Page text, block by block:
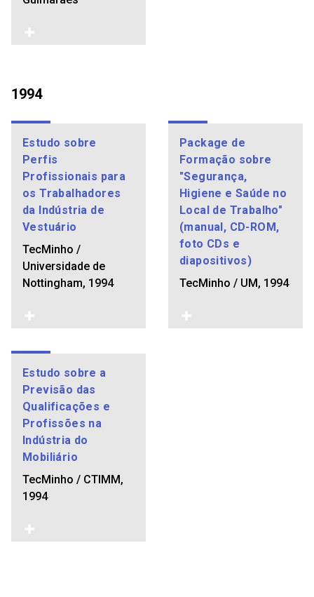
1994
Estudo sobre
Perfis
Profissionais para
os Trabalhadores
da Indústria de
Vestuário
TecMinho /
Universidade de
Nottingham, 1994
Package de
Formação sobre
"Segurança,
Higiene e Saúde no
Local de Trabalho"
(manual, CD-ROM,
foto CDs e
diapositivos)
TecMinho / UM, 1994
Estudo sobre a
Previsão das
Qualificações e
Profissões na
Indústria do
Mobiliário
TecMinho / CTIMM,
1994